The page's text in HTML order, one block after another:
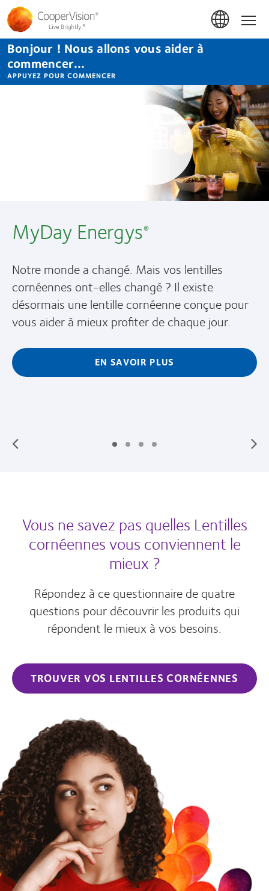
Aller
au
contenu
principal
Bonjour ! Nous allons vous aider à
commencer...
APPUYEZ POUR COMMENCER
La différence CooperVision
Nous sommes un leader mondial dans le
domaine des lentilles de contact. Disposant de
prescription*
, vous pouvez faire confiance à
CooperVision pour vous proposer des lentilles
Vous ne savez pas quelles Lentilles
cornéennes vous conviennent le
mieux ?
Répondez à ce questionnaire de quatre
questions pour découvrir les produits qui
répondent le mieux à vos besoins.
TROUVER VOS LENTILLES CORNÉENNES